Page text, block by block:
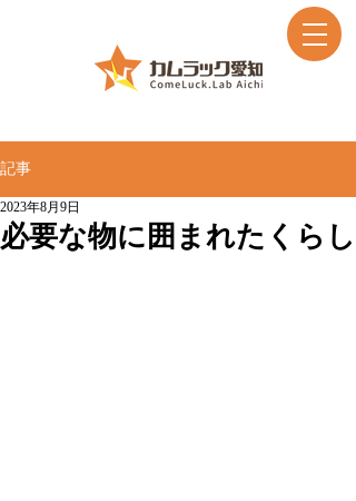
記事
必要な物に囲まれたくらし
2023年8月9日